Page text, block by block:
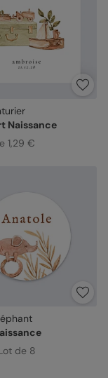
Naissance
1,29 €
de 8